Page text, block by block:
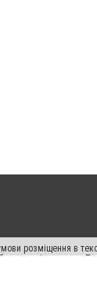
розміщення в
в якості джерела.